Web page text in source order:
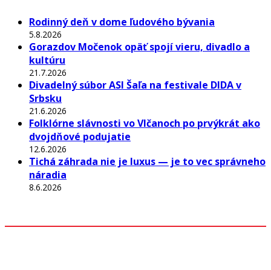
Rodinný deň v dome ľudového bývania
5.8.2026
Gorazdov Močenok opäť spojí vieru, divadlo a
kultúru
21.7.2026
Divadelný súbor ASI Šaľa na festivale DIDA v
Srbsku
21.6.2026
Folklórne slávnosti vo Vlčanoch po prvýkrát ako
dvojdňové podujatie
12.6.2026
Tichá záhrada nie je luxus — je to vec správneho
náradia
8.6.2026